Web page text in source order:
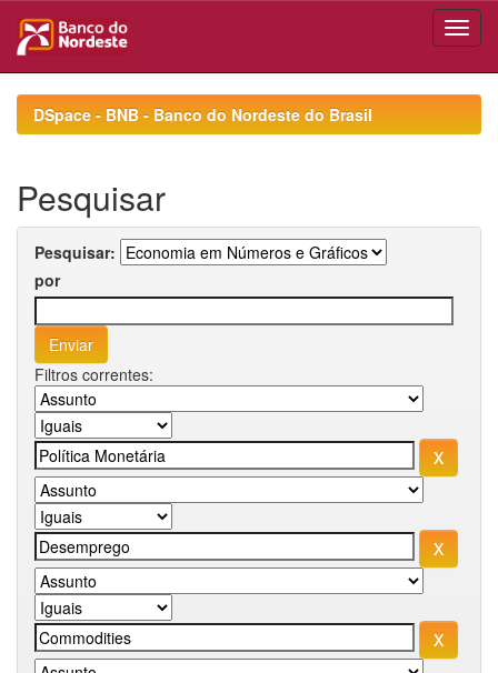
navigationDSpace - BNB - Banco do Nordeste do Brasil
Pesquisar
Pesquisar:
por
Filtros correntes: